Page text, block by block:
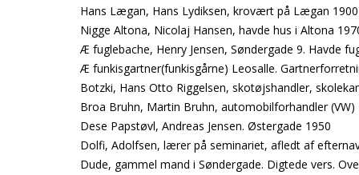
Hans Lægan, Hans Lydiksen, krovært på Lægan 1900
Nigge Altona, Nicolaj Hansen, havde hus i Altona
Æ fuglebache, Henry Jensen, Søndergade 9. Havde
Æ funkisgartner(funkisgårne) Leosalle.
Botzki, Hans Otto Riggelsen, skotøjshandler,
Broa Bruhn, Martin Bruhn, automobilforhandler (VW)
Dese Papstøvl, Andreas Jensen. Østergade 1950
Dolfi, Adolfsen, lærer på seminariet, afledt af
Dude, gammel mand i Søndergade. Digtede vers.